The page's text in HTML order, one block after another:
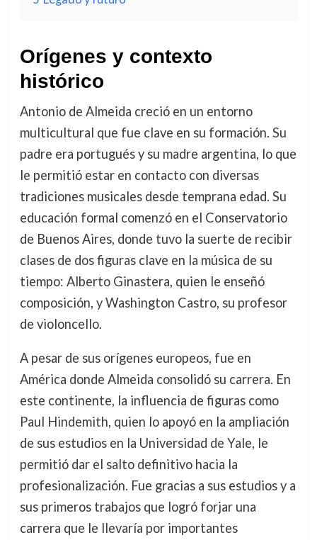
Orígenes y contexto
histórico
Antonio de Almeida creció en un entorno
multicultural que fue clave en su formación. Su
padre era portugués y su madre argentina, lo que
le permitió estar en contacto con diversas
tradiciones musicales desde temprana edad. Su
educación formal comenzó en el Conservatorio
de Buenos Aires, donde tuvo la suerte de recibir
clases de dos figuras clave en la música de su
tiempo: Alberto Ginastera, quien le enseñó
composición, y Washington Castro, su profesor
de violoncello.
A pesar de sus orígenes europeos, fue en
América donde Almeida consolidó su carrera. En
este continente, la influencia de figuras como
Paul Hindemith, quien lo apoyó en la ampliación
de sus estudios en la Universidad de Yale, le
permitió dar el salto definitivo hacia la
profesionalización. Fue gracias a sus estudios y a
sus primeros trabajos que logró forjar una
carrera que le llevaría por importantes